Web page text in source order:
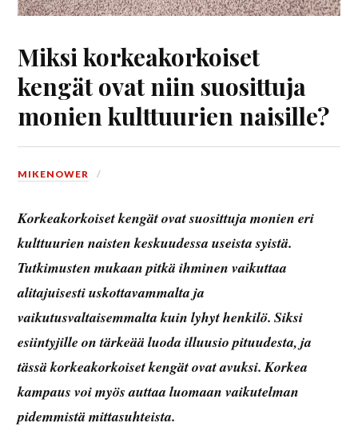
Miksi korkeakorkoiset
kengät ovat niin suosittuja
monien kulttuurien naisille?
MIKENOWER
Korkeakorkoiset kengät ovat suosittuja monien eri
kulttuurien naisten keskuudessa useista syistä.
Tutkimusten mukaan pitkä ihminen vaikuttaa
alitajuisesti uskottavammalta ja
vaikutusvaltaisemmalta kuin lyhyt henkilö. Siksi
esiintyjille on tärkeää luoda illuusio pituudesta, ja
tässä korkeakorkoiset kengät ovat avuksi. Korkea
kampaus voi myös auttaa luomaan vaikutelman
pidemmistä mittasuhteista.